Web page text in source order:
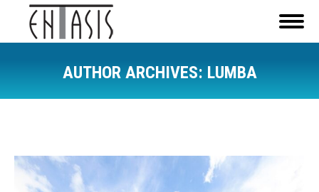
AUTHOR ARCHIVES: LUMBA